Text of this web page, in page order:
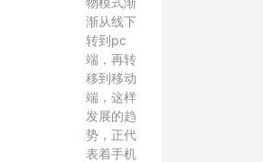
渐从线下
转到pc
端，再转
移到移动
端，这样
发展的趋
势，正代
表着手机